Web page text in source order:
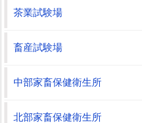
茶業試験場
畜産試験場
中部家畜保健衛生所
北部家畜保健衛生所